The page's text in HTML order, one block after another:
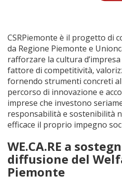
CSRPiemonte è il progetto di
da Regione Piemonte e
rafforzare la cultura
fattore di competitività,
fornendo strumenti concreti
percorso di innovazione e
imprese che investono
responsabilità e sostenibilità
efficace il proprio impegno
WE.CA.RE a
diffusione del
Piemonte